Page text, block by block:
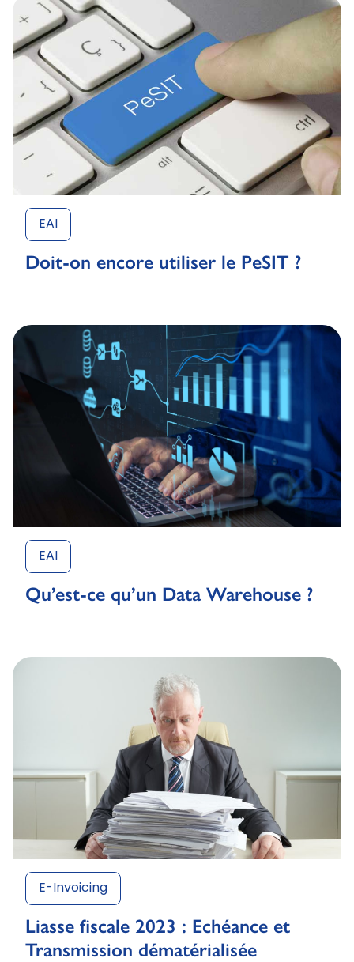
EAI
Doit-on encore utiliser le PeSIT ?
EAI
Qu’est-ce qu’un Data Warehouse ?
E-Invoicing
Liasse fiscale 2023 : Echéance et
Transmission dématérialisée